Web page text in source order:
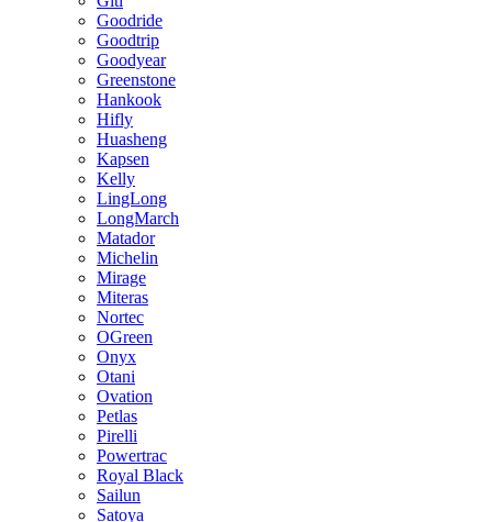
Goodride
Goodtrip
Goodyear
Greenstone
Hankook
Hifly
Huasheng
Kapsen
Kelly
LingLong
LongMarch
Matador
Michelin
Mirage
Miteras
Nortec
OGreen
Onyx
Otani
Ovation
Petlas
Pirelli
Powertrac
Royal Black
Sailun
Satoya